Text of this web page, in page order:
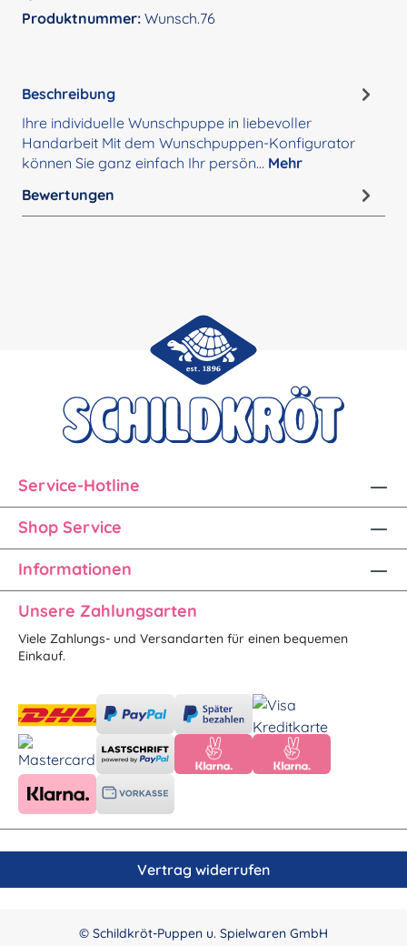
Produktnummer: Wunsch.76
Beschreibung
Ihre individuelle Wunschpuppe in liebevoller
Handarbeit Mit dem Wunschpuppen-Konfigurator
können Sie ganz einfach Ihr persön… Mehr
Bewertungen
Service-Hotline
Shop Service
Informationen
Unsere Zahlungsarten
Viele Zahlungs- und Versandarten für einen bequemen
Einkauf.
Vertrag widerrufen
© Schildkröt-Puppen u. Spielwaren GmbH